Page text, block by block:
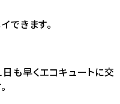
できます。
も早くエコキュートに交